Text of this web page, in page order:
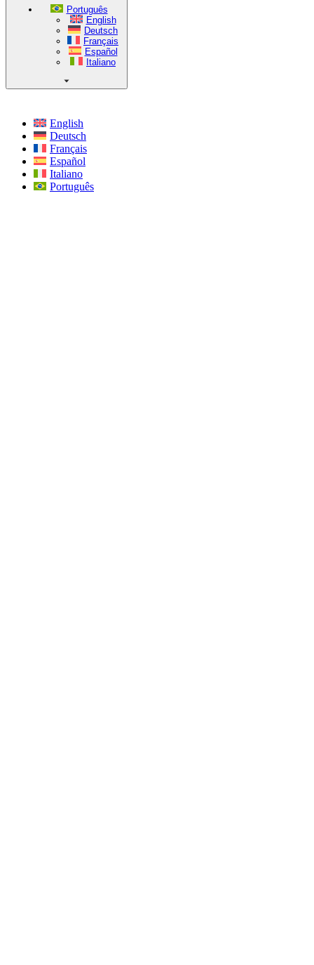
Português
English
Deutsch
Français
Español
Italiano
English
Deutsch
Français
Español
Italiano
Português